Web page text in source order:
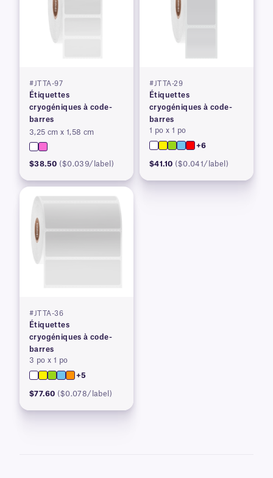
#JTTA-97
Étiquettes
cryogéniques à code-
barres
3,25 cm x 1,58 cm
$38.50 ($0.039/label)
#JTTA-29
Étiquettes
cryogéniques à code-
barres
1 po x 1 po
+6
$41.10 ($0.041/label)
#JTTA-36
Étiquettes
cryogéniques à code-
barres
3 po x 1 po
+5
$77.60 ($0.078/label)